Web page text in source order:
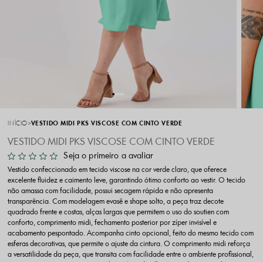
INÍCIO VESTIDO MIDI PKS VISCOSE COM CINTO VERDE
VESTIDO MIDI PKS VISCOSE COM CINTO VERDE
Seja o primeiro a avaliar
Vestido confeccionado em tecido viscose na cor verde claro, que oferece
excelente fluidez e caimento leve, garantindo ótimo conforto ao vestir. O tecido
não amassa com facilidade, possui secagem rápida e não apresenta
transparência. Com modelagem evasê e shape solto, a peça traz decote
quadrado frente e costas, alças largas que permitem o uso do soutien com
conforto, comprimento midi, fechamento posterior por zíper invisível e
acabamento pespontado. Acompanha cinto opcional, feito do mesmo tecido com
esferas decorativas, que permite o ajuste da cintura. O comprimento midi reforça
a versatilidade da peça, que transita com facilidade entre o ambiente profissional,